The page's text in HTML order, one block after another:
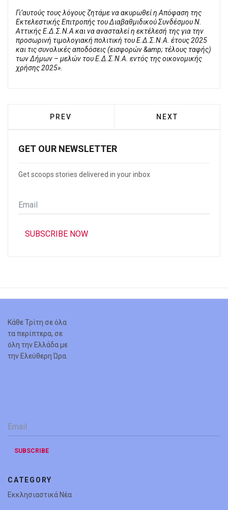
Γι’αυτούς τους λόγους ζητάμε να ακυρωθεί η Απόφαση της
Εκτελεστικής Επιτροπής του Διαβαθμιδικού Συνδέσμου Ν.
Αττικής Ε.Δ.Σ.Ν.Α και να ανασταλεί η εκτέλεσή της για την
προσωρινή τιμολογιακή πολιτική του Ε.Δ.Σ.Ν.Α. έτους 2025
και τις συνολικές αποδόσεις (εισφορών &amp; τέλους ταφής)
των Δήμων – μελών του Ε.Δ.Σ.Ν.Α. εντός της οικονομικής
χρήσης 2025».
PREVIOUS ARTICLE: Ο ΔΉΜΟΣ
PREV NEXT
NEXT
GET OUR NEWSLETTER
Get scoops stories delivered in your inbox
Email
*
SUBSCRIBE NOW
Κάθε Τρίτη σε όλα
τα περίπτερα, σε
όλη την Ελλάδα με
την Ελεύθερη Ώρα.
Email
*
SUBSCRIBE
CATEGORY
Εκκλησιαστικά Νέα